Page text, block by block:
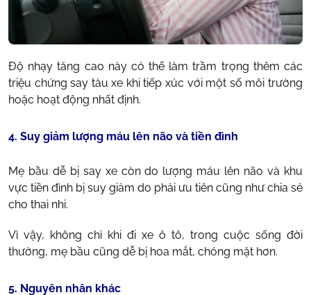
Độ nhạy tăng cao này có thể làm trầm trọng thêm các
triệu chứng say tàu xe khi tiếp xúc với một số môi trường
hoặc hoạt động nhất định.
4. Suy giảm lượng máu lên não và tiền đình
Mẹ bầu dễ bị say xe còn do lượng máu lên não và khu
vực tiền đình bị suy giảm do phải ưu tiên cũng như chia sẻ
cho thai nhi.
Vì vậy, không chỉ khi đi xe ô tô, trong cuộc sống đời
thường, mẹ bầu cũng dễ bị hoa mắt, chóng mặt hơn.
5. Nguyên nhân khác